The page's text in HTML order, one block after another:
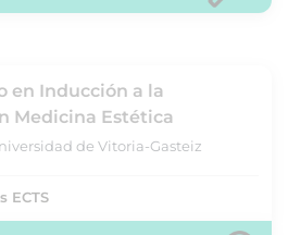
en Inducción a la
Medicina Estética
de Vitoria-Gasteiz
ECTS